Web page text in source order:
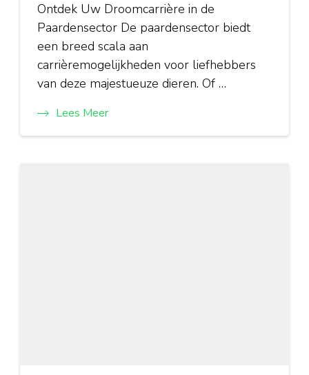
Ontdek Uw Droomcarrière in de
Paardensector De paardensector biedt
een breed scala aan
carrièremogelijkheden voor liefhebbers
van deze majestueuze dieren. Of …
Lees Meer